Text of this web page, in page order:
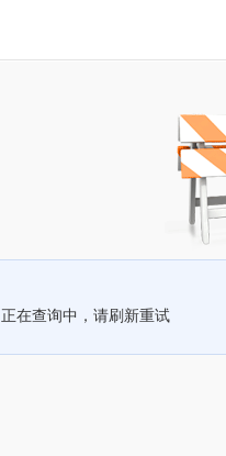
正在查询中，请刷新重试